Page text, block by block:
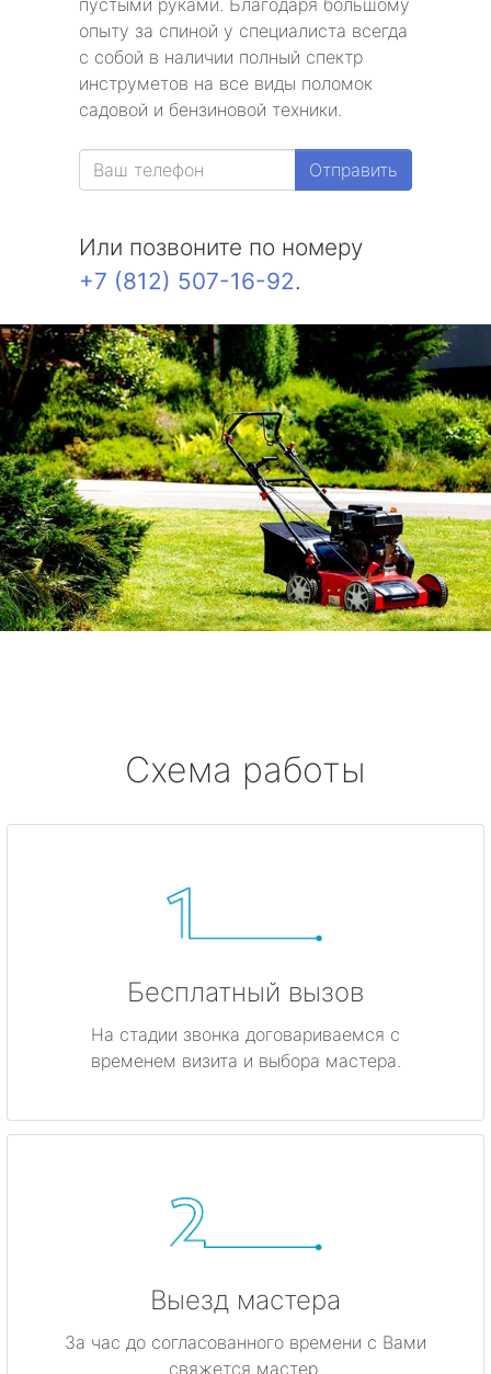
пустыми руками. Благодаря большому
опыту за спиной у специалиста всегда
с собой в наличии полный спектр
инструметов на все виды поломок
садовой и бензиновой техники.
Отправить
Или позвоните по номеру
+7 (812) 507-16-92.
Схема работы
Бесплатный вызов
На стадии звонка договариваемся с
временем визита и выбора мастера.
Выезд мастера
За час до согласованного времени с Вами
свяжется мастер.